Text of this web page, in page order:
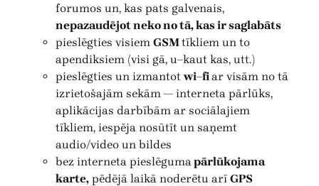
forumos un, kas pats galvenais,
nepazaudējot neko no tā, kas ir saglabāts
pieslēgties visiem GSMtīkliem un to
apendiksiem (visi gā, u–kaut kas, utt.)
pieslēgties un izmantotwi–fi ar visām no tā
izrietošajām sekām — interneta pārlūks,
aplikācijas darbībām ar sociālajiem
tīkliem, iespēja nosūtīt un saņemt
audio/video un bildes
bez interneta pieslēguma pārlūkojama
karte, pēdējā laikā noderētu arī GPS